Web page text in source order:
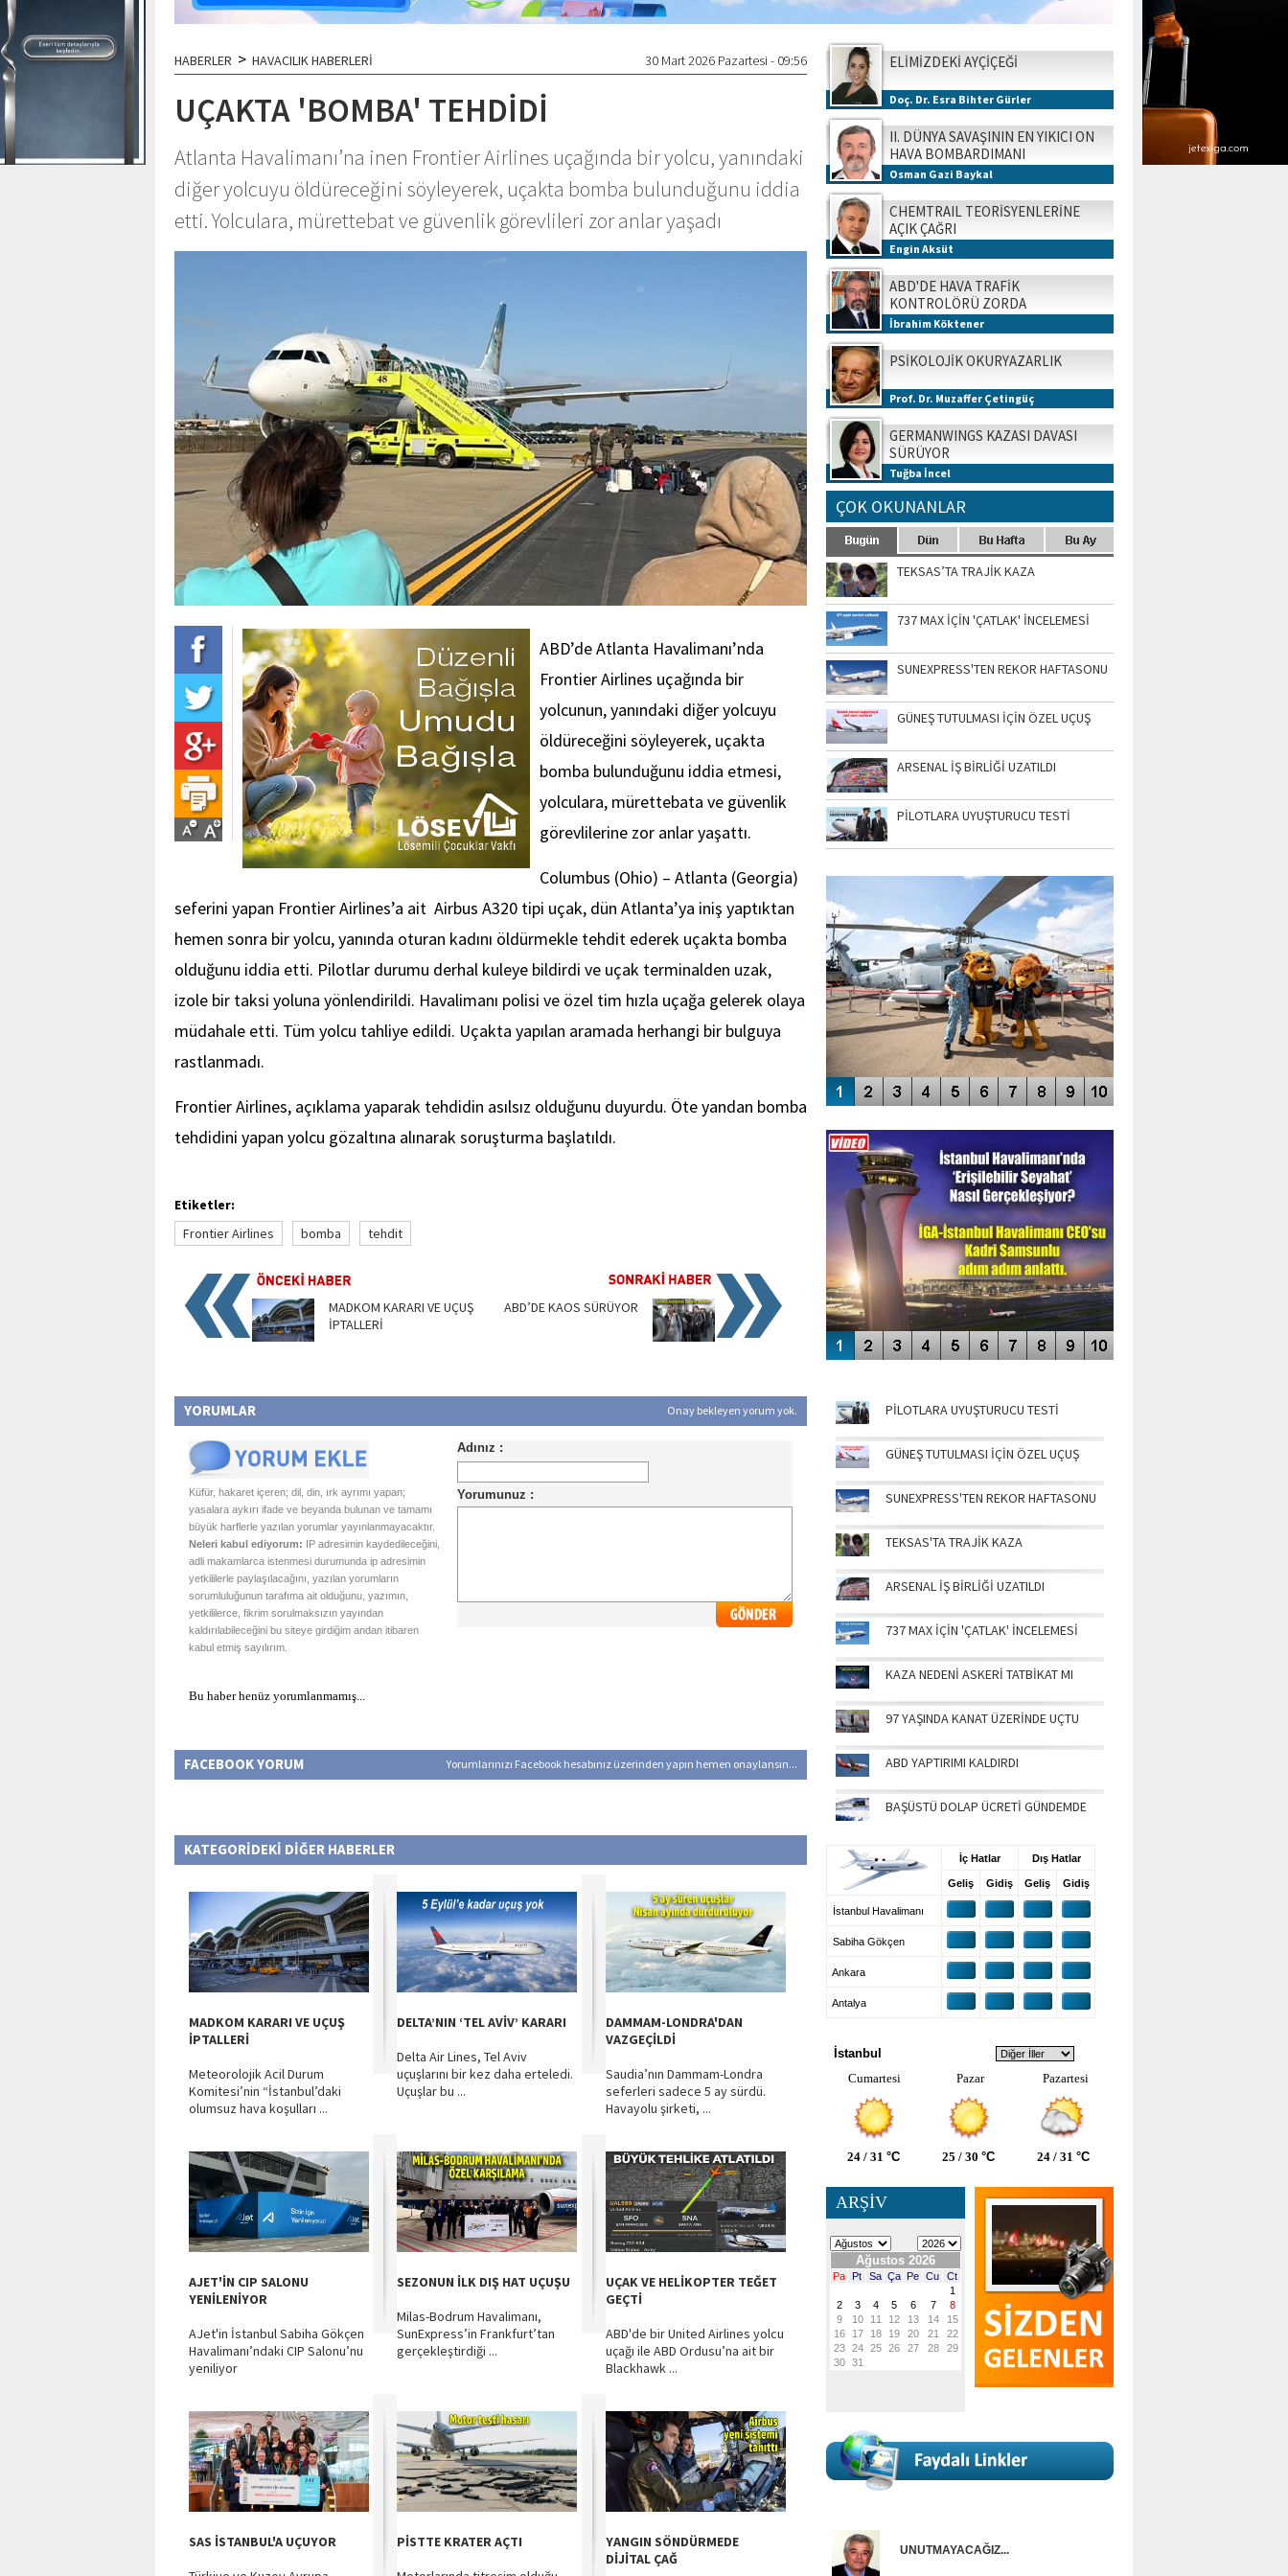
HABERLER > HAVACILIK HABERLERİ 30 Mart 2026 Pazartesi - 09:56
UÇAKTA 'BOMBA' TEHDİDİ
Atlanta Havalimanı’na inen Frontier Airlines uçağında bir yolcu, yanındaki
diğer yolcuyu öldüreceğini söyleyerek, uçakta bomba bulunduğunu iddia
etti. Yolculara, mürettebat ve güvenlik görevlileri zor anlar yaşadı
ABD’de Atlanta Havalimanı’nda
Frontier Airlines uçağında bir
yolcunun, yanındaki diğer yolcuyu
öldüreceğini söyleyerek, uçakta
bomba bulunduğunu iddia etmesi,
yolculara, mürettebata ve güvenlik
görevlilerine zor anlar yaşattı.
Columbus (Ohio) – Atlanta (Georgia)
seferini yapan Frontier Airlines’a ait Airbus A320 tipi uçak, dün Atlanta’ya iniş yaptıktan
hemen sonra bir yolcu, yanında oturan kadını öldürmekle tehdit ederek uçakta bomba
olduğunu iddia etti. Pilotlar durumu derhal kuleye bildirdi ve uçak terminalden uzak,
izole bir taksi yoluna yönlendirildi. Havalimanı polisi ve özel tim hızla uçağa gelerek olaya
müdahale etti. Tüm yolcu tahliye edildi. Uçakta yapılan aramada herhangi bir bulguya
rastlanmadı.
Frontier Airlines, açıklama yaparak tehdidin asılsız olduğunu duyurdu. Öte yandan bomba
tehdidini yapan yolcu gözaltına alınarak soruşturma başlatıldı.
Etiketler:
Frontier Airlines
bomba tehdit
MADKOM KARARI VE UÇUŞ
İPTALLERİ
ABD’DE KAOS SÜRÜYOR
YORUMLAR Onay bekleyen yorum yok.
Küfür, hakaret içeren; dil, din, ırk ayrımı yapan;
yasalara aykırı ifade ve beyanda bulunan ve tamamı
büyük harflerle yazılan yorumlar yayınlanmayacaktır.
Neleri kabul ediyorum: IP adresimin kaydedileceğini,
adli makamlarca istenmesi durumunda ip adresimin
yetkililerle paylaşılacağını, yazılan yorumların
sorumluluğunun tarafıma ait olduğunu, yazımın,
yetkililerce, fikrim sorulmaksızın yayından
kaldırılabileceğini bu siteye girdiğim andan itibaren
kabul etmiş sayılırım.
Bu haber henüz yorumlanmamış...
FACEBOOK YORUM Yorumlarınızı Facebook hesabınız üzerinden yapın hemen onaylansın...
KATEGORİDEKİ DİĞER HABERLER
MADKOM KARARI VE UÇUŞ
İPTALLERİ
Meteorolojik Acil Durum
Komitesi’nin “İstanbul’daki
olumsuz hava koşulları ...
DELTA’NIN ‘TEL AVİV’ KARARI
Delta Air Lines, Tel Aviv
uçuşlarını bir kez daha erteledi.
Uçuşlar bu ...
DAMMAM-LONDRA'DAN
VAZGEÇİLDİ
Saudia’nın Dammam-Londra
seferleri sadece 5 ay sürdü.
Havayolu şirketi, ...
AJET'İN CIP SALONU
YENİLENİYOR
AJet'in İstanbul Sabiha Gökçen
Havalimanı’ndaki CIP Salonu’nu
yeniliyor
SEZONUN İLK DIŞ HAT UÇUŞU
Milas-Bodrum Havalimanı,
SunExpress’in Frankfurt’tan
gerçekleştirdiği ...
UÇAK VE HELİKOPTER TEĞET
GEÇTİ
ABD'de bir United Airlines yolcu
uçağı ile ABD Ordusu’na ait bir
Blackhawk ...
SAS İSTANBUL'A UÇUYOR
PİSTTE KRATER AÇTI
YANGIN SÖNDÜRMEDE
DİJİTAL ÇAĞ
ELİMİZDEKİ AYÇİÇEĞİ
Doç. Dr. Esra Bihter Gürler
II. DÜNYA SAVAŞININ EN YIKICI ON
HAVA BOMBARDIMANI
Osman Gazi Baykal
CHEMTRAIL TEORİSYENLERİNE
AÇIK ÇAĞRI
Engin Aksüt
ABD'DE HAVA TRAFİK
KONTROLÖRÜ ZORDA
İbrahim Köktener
PSİKOLOJİK OKURYAZARLIK
Prof. Dr. Muzaffer Çetingüç
GERMANWINGS KAZASI DAVASI
SÜRÜYOR
Tuğba İncel
ÇOK OKUNANLAR
TEKSAS’TA TRAJİK KAZA
737 MAX İÇİN 'ÇATLAK' İNCELEMESİ
SUNEXPRESS'TEN REKOR HAFTASONU
GÜNEŞ TUTULMASI İÇİN ÖZEL UÇUŞ
ARSENAL İŞ BİRLİĞİ UZATILDI
PİLOTLARA UYUŞTURUCU TESTİ
SİNGAPUR AIRSHOW-2020
ENGELLERİN AŞILDIĞI HAVALİMANI
PİLOTLARA UYUŞTURUCU TESTİ
GÜNEŞ TUTULMASI İÇİN ÖZEL UÇUŞ
SUNEXPRESS'TEN REKOR HAFTASONU
TEKSAS'TA TRAJİK KAZA
ARSENAL İŞ BİRLİĞİ UZATILDI
737 MAX İÇİN 'ÇATLAK' İNCELEMESİ
KAZA NEDENİ ASKERİ TATBİKAT MI
97 YAŞINDA KANAT ÜZERİNDE UÇTU
ABD YAPTIRIMI KALDIRDI
BAŞÜSTÜ DOLAP ÜCRETİ GÜNDEMDE
İç Hatlar Dış Hatlar
Geliş Gidiş Geliş Gidiş
İstanbul Havalimanı
Sabiha Gökçen
Ankara
Antalya
İstanbul
Cumartesi
Pazar Pazartesi
24 / 31 °C 25 / 30 °C 24 / 31 °C
ARŞİV
UNUTMAYACAĞIZ...